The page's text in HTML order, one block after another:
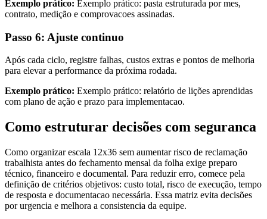
Exemplo prático: Exemplo prático: pasta estruturada por mes,
contrato, medição e comprovacoes assinadas.
Passo 6: Ajuste continuo
Após cada ciclo, registre falhas, custos extras e pontos de melhoria
para elevar a performance da próxima rodada.
Exemplo prático: Exemplo prático: relatório de lições aprendidas
com plano de ação e prazo para implementacao.
Como estruturar decisões com seguranca
Como organizar escala 12x36 sem aumentar risco de reclamação
trabalhista antes do fechamento mensal da folha exige preparo
técnico, financeiro e documental. Para reduzir erro, comece pela
definição de critérios objetivos: custo total, risco de execução, tempo
de resposta e documentacao necessária. Essa matriz evita decisões
por urgencia e melhora a consistencia da equipe.